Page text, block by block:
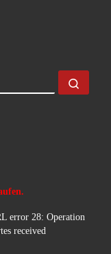
error 28: Operation
received